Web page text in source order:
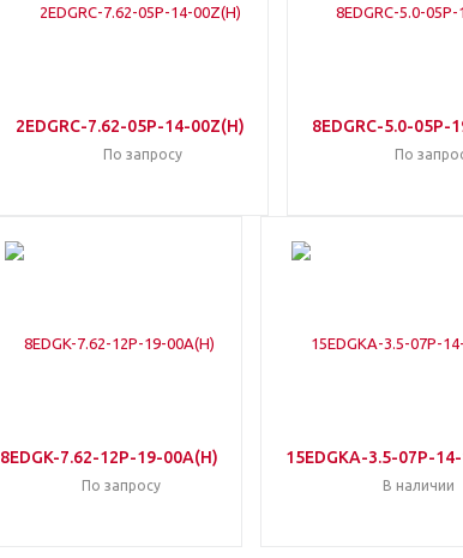
2EDGRC-7.62-05P-14-00Z(H)
По запросу
8EDGRC-5.0-05P-
По
8EDGK-7.62-12P-19-00A(H)
По запросу
15EDGKA-3.5-07P-
В наличии